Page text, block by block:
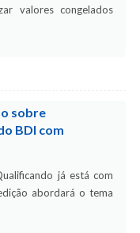
valores congelados
sobre
BDI com
já está com
abordará o tema